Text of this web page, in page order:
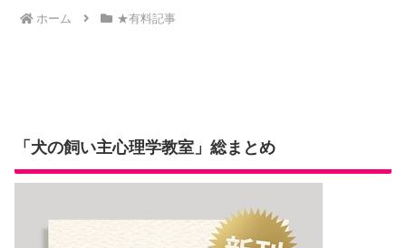
ホーム ★有料記事
「犬の飼い主心理学教室」総まとめ